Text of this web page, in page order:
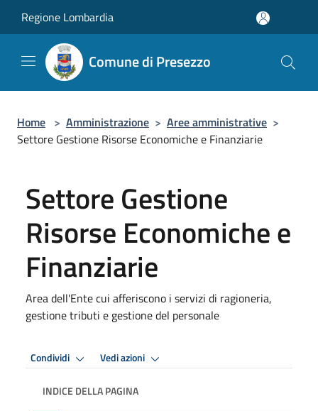
Regione Lombardia
Comune di Presezzo
Home > Amministrazione > Aree amministrative >
Settore Gestione Risorse Economiche e Finanziarie
Settore Gestione
Risorse Economiche e
Finanziarie
Area dell'Ente cui afferiscono i servizi di ragioneria,
gestione tributi e gestione del personale
Condividi Vedi azioni
INDICE DELLA PAGINA